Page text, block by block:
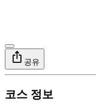
공유
코스 정보